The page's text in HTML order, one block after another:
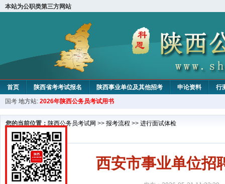
本站为公职类第三方网站
首页 陕西省考考试报名 陕西事业单位及其他招考 申论资料
行
国考 地方站: 2026年陕西公务员考试用书
您的当前位置： 陕西公务员考试网 >> 报考流程 >> 进行面试体检
西安市事业单位招